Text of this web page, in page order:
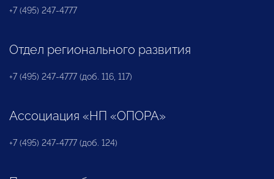
+7 (495) 247-4777
Отдел регионального развития
+7 (495) 247-4777 (доб. 116, 117)
Ассоциация «НП «ОПОРА»
+7 (495) 247-4777 (доб. 124)